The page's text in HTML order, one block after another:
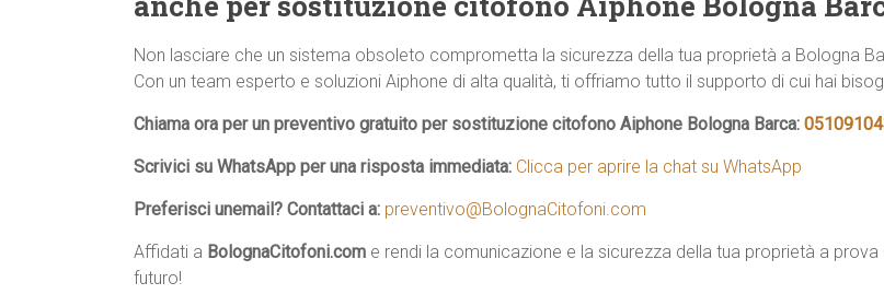
Non lasciare che un sistema obsoleto comprometta la sicurezza della tua proprietà a Bologna
Con un team esperto e soluzioni Aiphone di alta qualità, ti offriamo tutto il supporto di cui hai
Chiama ora per un preventivo gratuito per sostituzione citofono Aiphone Bologna Barca:
Scrivici su WhatsApp per una risposta immediata: Clicca per aprire la chat su WhatsApp
Preferisci unemail? Contattaci a: preventivo@BolognaCitofoni.com
Affidati a BolognaCitofoni.com e rendi la comunicazione e la sicurezza della tua proprietà a prova
futuro!